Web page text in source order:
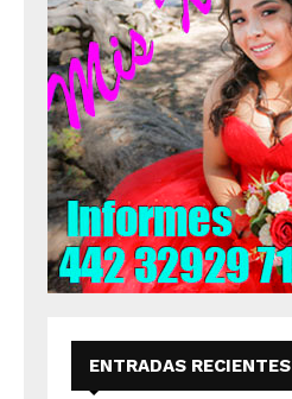
ENTRADAS RECIENTES